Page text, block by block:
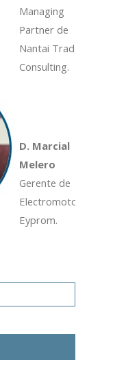
Managing
Partner de
Nantai Trade
Consulting.
D. Marcial
Melero
Gerente de
Electromotor
Eyprom.